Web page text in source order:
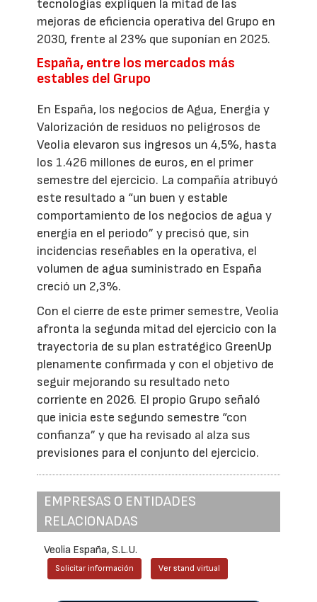
tecnologías expliquen la mitad de las
mejoras de eficiencia operativa del Grupo en
2030, frente al 23% que suponían en 2025.
España, entre los mercados más
estables del Grupo
En España, los negocios de Agua, Energía y
Valorización de residuos no peligrosos de
Veolia elevaron sus ingresos un 4,5%, hasta
los 1.426 millones de euros, en el primer
semestre del ejercicio. La compañía atribuyó
este resultado a “un buen y estable
comportamiento de los negocios de agua y
energía en el periodo” y precisó que, sin
incidencias reseñables en la operativa, el
volumen de agua suministrado en España
creció un 2,3%.
Con el cierre de este primer semestre, Veolia
afronta la segunda mitad del ejercicio con la
trayectoria de su plan estratégico GreenUp
plenamente confirmada y con el objetivo de
seguir mejorando su resultado neto
corriente en 2026. El propio Grupo señaló
que inicia este segundo semestre “con
confianza” y que ha revisado al alza sus
previsiones para el conjunto del ejercicio.
EMPRESAS O ENTIDADES
RELACIONADAS
Veolia España, S.L.U.
Solicitar información Ver stand virtual